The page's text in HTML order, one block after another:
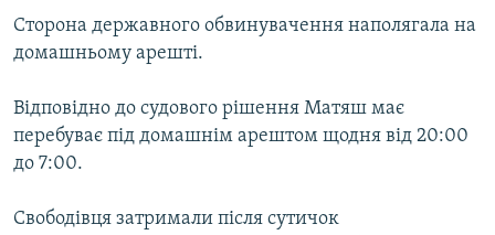
Сторона державного обвинувачення наполягала на
домашньому арешті.
Відповідно до судового рішення Матяш має
перебуває під домашнім арештом щодня від 20:00
до 7:00.
Свободівця затримали після сутичок